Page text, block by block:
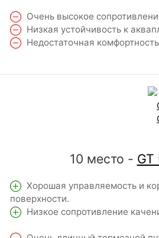
Очень высокое
Низкая устойчивость к
Недостаточная
10 место - GT
Хорошая управляемость и
поверхности.
Низкое сопротивление